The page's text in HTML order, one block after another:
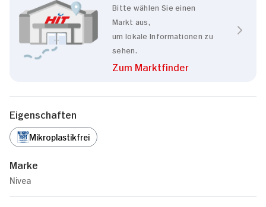
Bitte wählen Sie einen
Markt aus,
um lokale Informationen zu
sehen.
Zum Marktfinder
Eigenschaften
Mikroplastikfrei
Marke
Nivea